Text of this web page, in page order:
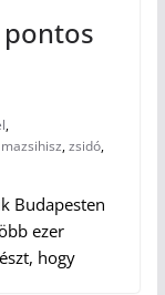
pontos
,
mazsihisz,zsidó,
Budapesten
ezer
hogy